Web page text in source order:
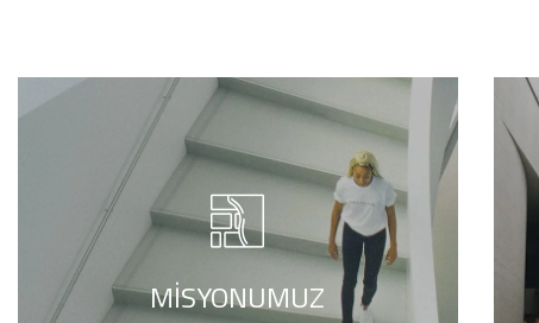
Tıbbın en temel doğrusu olan “önce
zarar vermemek” prensibiyle hareket
eden ve etik değerlerden ödün
vermeyen, nitelikli sağlık ve estetik
hizmetini sunduğu bireylerin hasta
haklarını gözeterek tüm ihtiyaç, istek ve
beklentilerini karşılayan; güvenilir,
MISYONUMUZ